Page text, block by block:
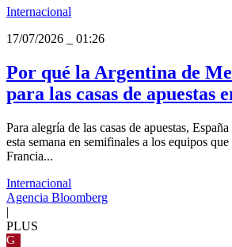
Internacional
17/07/2026
01:26
Por qué la Argentina de
para las casas de apuestas
Para alegría de las casas de apuestas,
esta semana en semifinales a los equipos
Francia...
Internacional
Agencia Bloomberg
|
PLUS
G